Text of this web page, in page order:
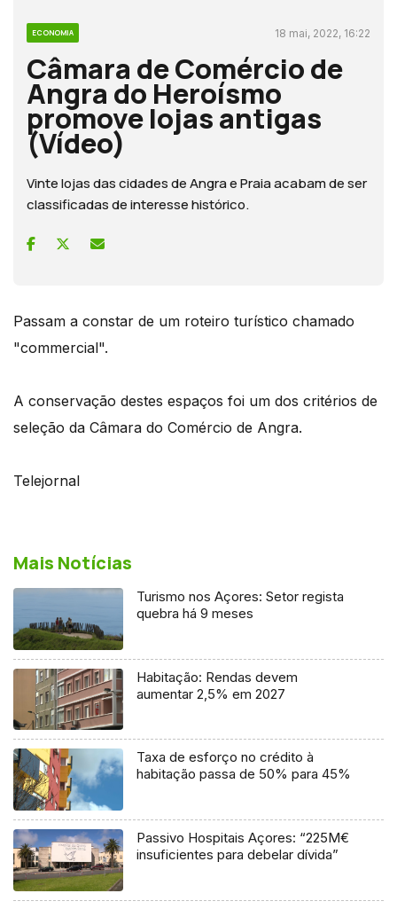
ECONOMIA 18 mai, 2022, 16:22
Câmara de Comércio de
Angra do Heroísmo
promove lojas antigas
(Vídeo)
Vinte lojas das cidades de Angra e Praia acabam de ser
classificadas de interesse histórico.
Passam a constar de um roteiro turístico chamado
"commercial".
A conservação destes espaços foi um dos critérios de
seleção da Câmara do Comércio de Angra.
Telejornal
Mais Notícias
Turismo nos Açores: Setor regista
quebra há 9 meses
Habitação: Rendas devem
aumentar 2,5% em 2027
Taxa de esforço no crédito à
habitação passa de 50% para 45%
Passivo Hospitais Açores: “225M€
insuficientes para debelar dívida”